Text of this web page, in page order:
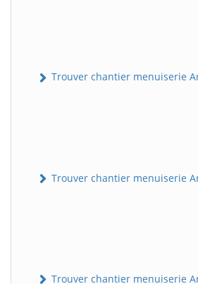
Trouver chantier menuiserie
Trouver chantier menuiserie
Trouver chantier menuiserie